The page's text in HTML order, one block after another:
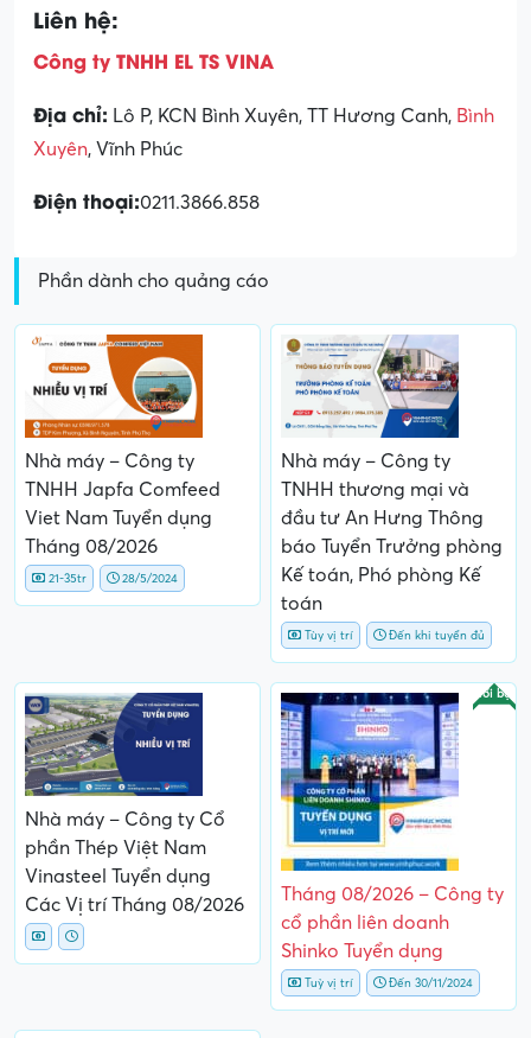
Liên hệ:
Công ty TNHH EL TS VINA
Địa chỉ: Lô P, KCN Bình Xuyên, TT Hương Canh, Bình
Xuyên, Vĩnh Phúc
Điện thoại:0211.3866.858
Phần dành cho quảng cáo
Nhà máy – Công ty
TNHH Japfa Comfeed
Viet Nam Tuyển dụng
Tháng 08/2026
21-35tr 28/5/2024
Nhà máy – Công ty
TNHH thương mại và
đầu tư An Hưng Thông
báo Tuyển Trưởng phòng
Kế toán, Phó phòng Kế
toán
Tùy vị trí Đến khi tuyển đủ
Nhà máy – Công ty Cổ
phần Thép Việt Nam
Vinasteel Tuyển dụng
Các Vị trí Tháng 08/2026
Nổi bật
Tháng 08/2026 – Công ty
cổ phần liên doanh
Shinko Tuyển dụng
Tuỳ vị trí Đến 30/11/2024